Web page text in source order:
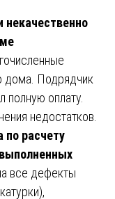
дома. Подрядчик
полную оплату.
недостатков.
по расчету
все дефекты